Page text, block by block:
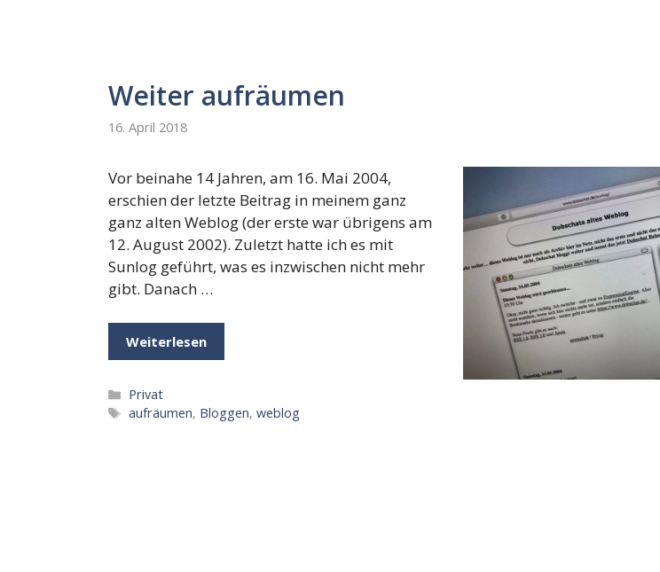
Weiter aufräumen
16. April 2018
Vor beinahe 14 Jahren, am 16. Mai 2004,
erschien der letzte Beitrag in meinem ganz
ganz alten Weblog (der erste war übrigens am
12. August 2002). Zuletzt hatte ich es mit
Sunlog geführt, was es inzwischen nicht mehr
gibt. Danach …
Weiterlesen
Kategorien
Privat
Schlagwörter
aufräumen, Bloggen,weblog